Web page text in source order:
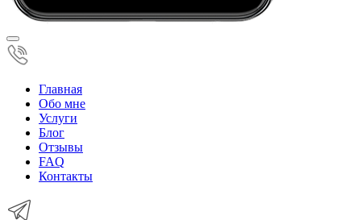
Главная
Обо мне
Услуги
Блог
Отзывы
FAQ
Контакты